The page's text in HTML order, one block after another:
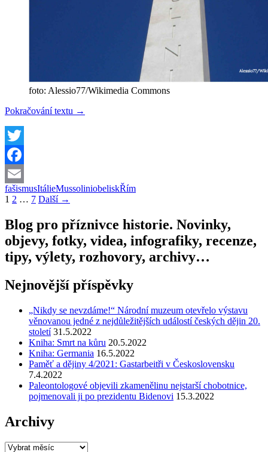
foto: Alessio77/Wikimedia Commons
Pokračování textu Pod
Mussoliniho
→
Twitter
Facebook
Email
fašismusItálieMussoliniobeliskŘím
Navigace
příspěvky
1 2 … 7 Další →
Blog pro příznivce historie. Novinky,
objevy, fotky, videa, infografiky, recenze,
tipy, výlety, rozhovory, archivy…
Nejnovější příspěvky
„Nikdy se nevzdáme!“ Národní muzeum otevřelo výstavu
věnovanou jedné z nejdůležitějších událostí českých dějin 20.
století 31.5.2022
Kniha: Smrt na kůru 20.5.2022
Kniha: Germania 16.5.2022
Paměť a dějiny 4/2021: Gastarbeitři v Československu
7.4.2022
Paleontologové objevili zkamenělinu nejstarší chobotnice,
pojmenovali ji po prezidentu Bidenovi 15.3.2022
Archivy
Archivy